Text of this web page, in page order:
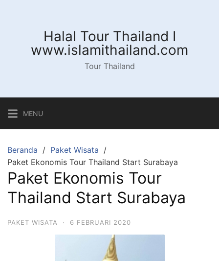
Halal Tour Thailand I
www.islamithailand.com
Tour Thailand
MENU
Beranda
Paket Wisata
Paket Ekonomis Tour Thailand Start Surabaya
Paket Ekonomis Tour
Thailand Start Surabaya
PAKET WISATA · 6 FEBRUARI 2020